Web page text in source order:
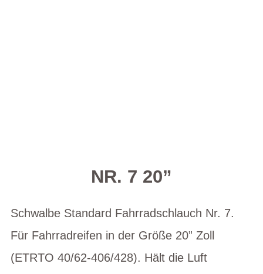
NR. 7 20”
Schwalbe Standard Fahrradschlauch Nr. 7.
Für Fahrradreifen in der Größe 20” Zoll
(ETRTO 40/62-406/428). Hält die Luft